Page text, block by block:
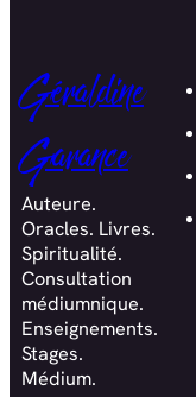
Géraldine
Garance
Auteure.
Oracles. Livres.
Spiritualité.
Consultation
médiumnique.
Enseignements.
Stages.
Médium.